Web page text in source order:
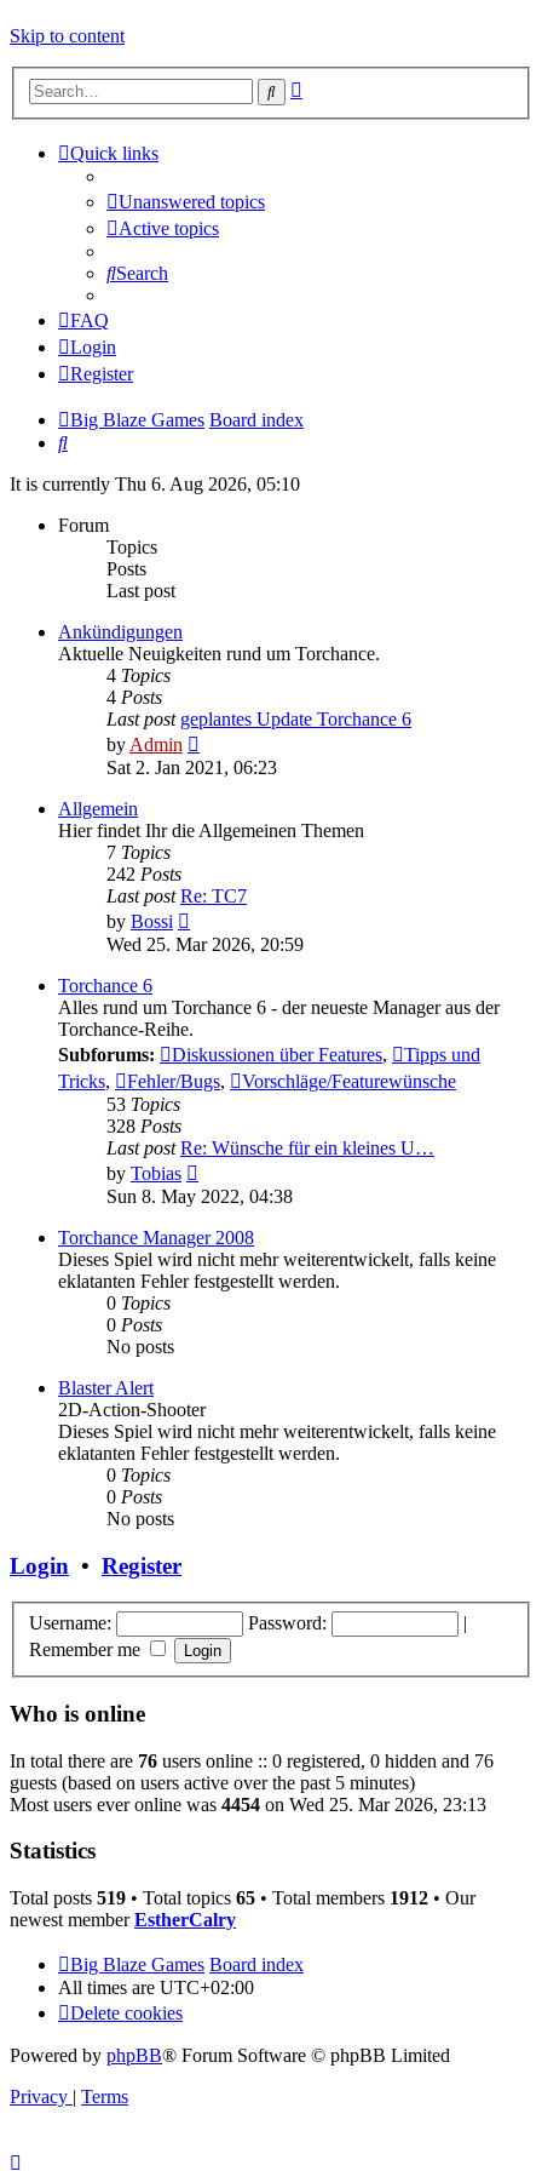
Skip to content
Search
Quick links
Unanswered topics
Active topics
Search
FAQ
Login
Register
Big Blaze Games Board index
Search
It is currently Thu 6. Aug 2026, 05:10
Forum
Topics
Posts
Last post
Ankündigungen
Aktuelle Neuigkeiten rund um Torchance.
4 Topics
4 Posts
Last post geplantes Update Torchance 6
by Admin
the
latest
Sat 2. Jan 2021, 06:23
Allgemein
Hier findet Ihr die Allgemeinen Themen
7 Topics
242 Posts
Last post Re: TC7
by Bossi
the
Wed 25. Mar 2026, 20:59
Torchance 6
Alles rund um Torchance 6 - der neueste Manager aus der
Torchance-Reihe.
Subforums:
Diskussionen über Features,
Tipps und
Tricks, Fehler/Bugs,
Vorschläge/Featurewünsche
53 Topics
328 Posts
Last post Re: Wünsche für ein kleines U…
by Tobias
the
post
Sun 8. May 2022, 04:38
Torchance Manager 2008
Dieses Spiel wird nicht mehr weiterentwickelt, falls keine
eklatanten Fehler festgestellt werden.
0 Topics
0 Posts
No posts
Blaster Alert
2D-Action-Shooter
Dieses Spiel wird nicht mehr weiterentwickelt, falls keine
eklatanten Fehler festgestellt werden.
0 Topics
0 Posts
No posts
Login • Register
Username: Password:
|
Remember me
Who is online
In total there are 76 users online :: 0 registered, 0 hidden and 76
guests (based on users active over the past 5 minutes)
Most users ever online was 4454 on Wed 25. Mar 2026, 23:13
Statistics
Total posts 519 • Total topics 65 • Total members 1912 • Our
newest memberEstherCalry
Big Blaze Games Board index
All times are UTC+02:00
Delete cookies
Powered by phpBB® Forum Software © phpBB Limited
Privacy | Terms